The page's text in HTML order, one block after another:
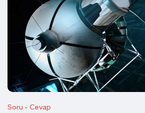
Soru - Cevap